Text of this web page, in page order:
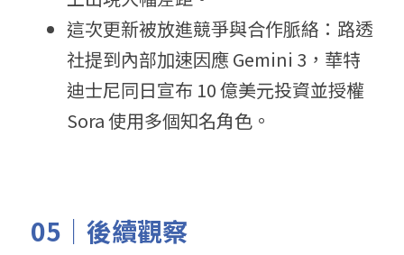
這次更新被放進競爭與合作脈絡：路透
社提到內部加速因應 Gemini 3，華特
迪士尼同日宣布 10 億美元投資並授權
Sora 使用多個知名角色。
05｜後續觀察